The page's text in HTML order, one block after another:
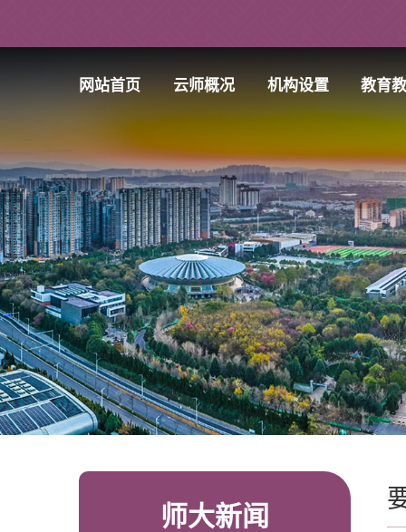
网站首页 云师概况 机构设置 教育
师大新闻